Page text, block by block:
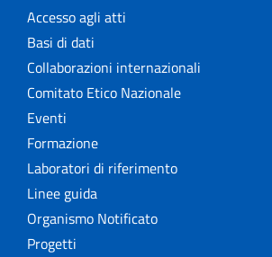
Accesso agli atti
Basi di dati
Collaborazioni internazionali
Comitato Etico Nazionale
Eventi
Formazione
Laboratori di riferimento
Linee guida
Organismo Notificato
Progetti